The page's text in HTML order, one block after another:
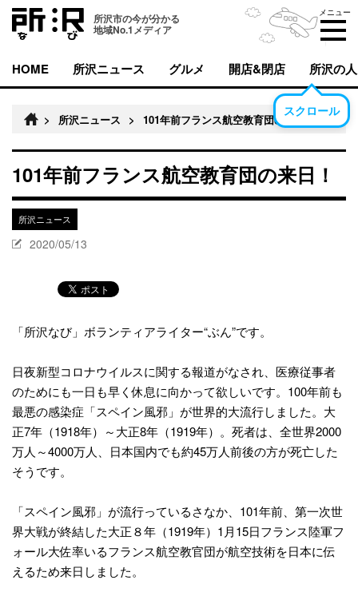
所沢市の今が分かる
地域No.1メディア
メニュー
HOME 所沢ニュース グルメ 開店&閉店 所沢の人
スクロール
> 所沢ニュース > 101年前フランス航空教育団の来日！
101年前フランス航空教育団の来日！
所沢ニュース
2020/05/13
「所沢なび」ボランティアライター“ぶん”です。
日夜新型コロナウイルスに関する報道がなされ、医療従事者
のためにも一日も早く休息に向かって欲しいです。100年前も
最悪の感染症「スペイン風邪」が世界的大流行しました。大
正7年（1918年）～大正8年（1919年）。死者は、全世界2000
万人～4000万人、日本国内でも約45万人前後の方が死亡した
そうです。
「スペイン風邪」が流行っているさなか、101年前、第一次世
界大戦が終結した大正８年（1919年）1月15日フランス陸軍フ
ォール大佐率いるフランス航空教官団が航空技術を日本に伝
えるため来日しました。